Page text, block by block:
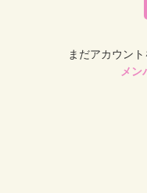
まだアカウン
メン